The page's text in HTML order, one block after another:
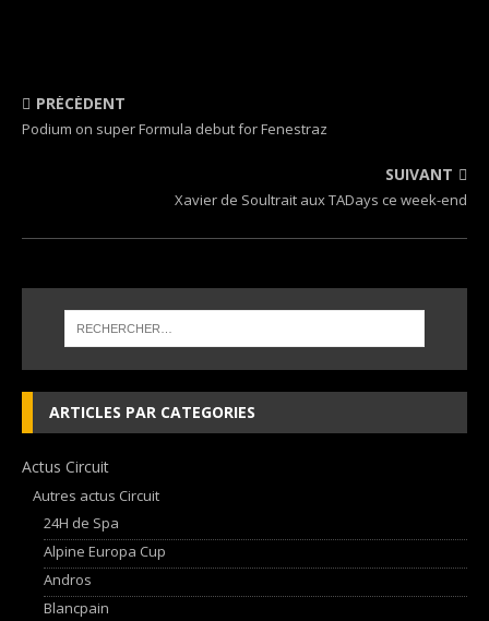
PRÉCÉDENT
Podium on super Formula debut for Fenestraz
SUIVANT
Xavier de Soultrait aux TADays ce week-end
ARTICLES PAR CATEGORIES
Actus Circuit
Autres actus Circuit
24H de Spa
Alpine Europa Cup
Andros
Blancpain